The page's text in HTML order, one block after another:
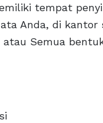
tempat
Anda, di
Semua